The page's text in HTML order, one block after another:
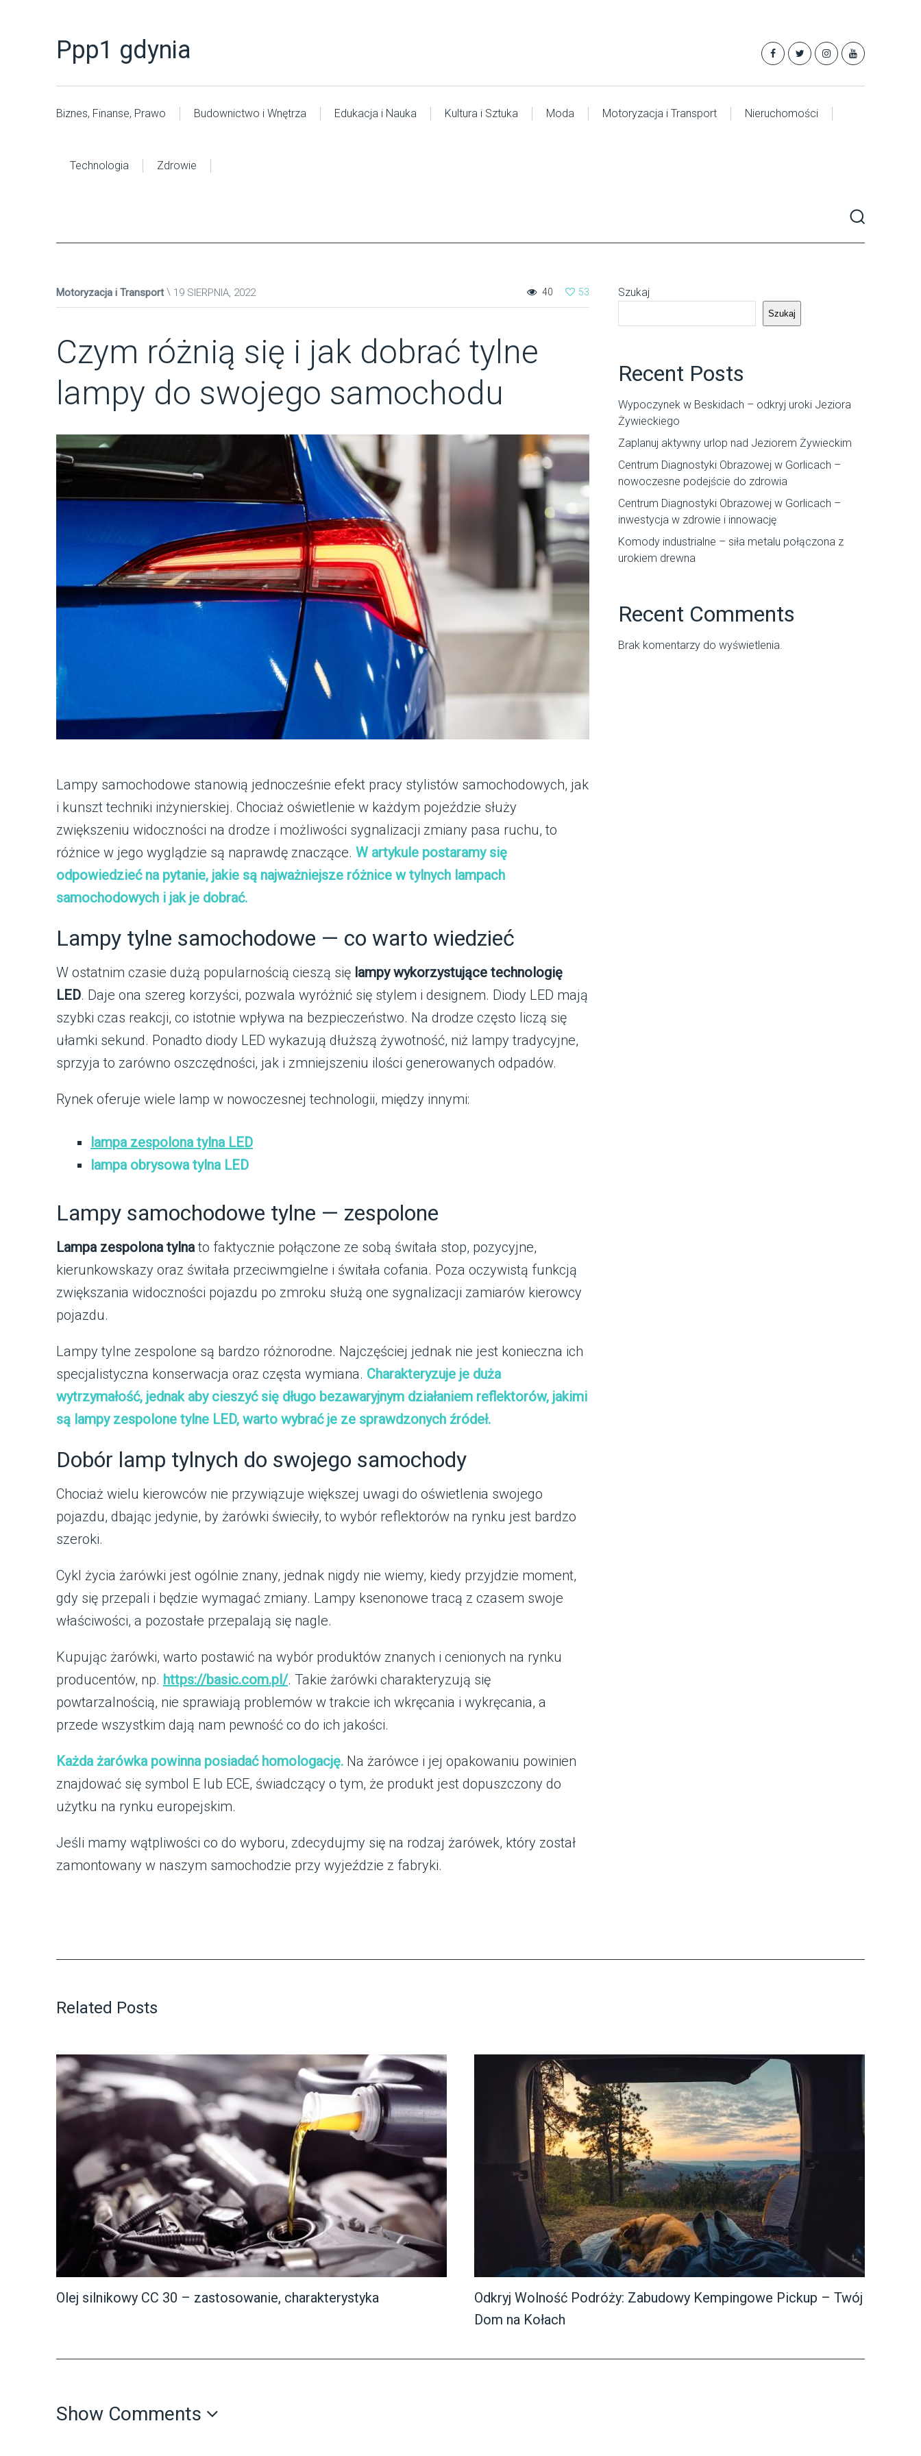
Ppp1 gdynia
Biznes, Finanse, Prawo Budownictwo i Wnętrza Edukacja i Nauka Kultura i Sztuka Moda Motoryzacja i Transport Nieruchomości
Technologia Zdrowie
Motoryzacja i Transport 19 SIERPNIA, 2022 53
40
Czym różnią się i jak dobrać tylne
lampy do swojego samochodu
Lampy samochodowe stanowią jednocześnie efekt pracy stylistów samochodowych, jak
i kunszt techniki inżynierskiej. Chociaż oświetlenie w każdym pojeździe służy
zwiększeniu widoczności na drodze i możliwości sygnalizacji zmiany pasa ruchu, to
różnice w jego wyglądzie są naprawdę znaczące. W artykule postaramy się
odpowiedzieć na pytanie, jakie są najważniejsze różnice w tylnych lampach
samochodowych i jak je dobrać.
Lampy tylne samochodowe — co warto wiedzieć
W ostatnim czasie dużą popularnością cieszą się lampy wykorzystujące technologię
LED. Daje ona szereg korzyści, pozwala wyróżnić się stylem i designem. Diody LED mają
szybki czas reakcji, co istotnie wpływa na bezpieczeństwo. Na drodze często liczą się
ułamki sekund. Ponadto diody LED wykazują dłuższą żywotność, niż lampy tradycyjne,
sprzyja to zarówno oszczędności, jak i zmniejszeniu ilości generowanych odpadów.
Rynek oferuje wiele lamp w nowoczesnej technologii, między innymi:
lampa zespolona tylna LED
lampa obrysowa tylna LED
Lampy samochodowe tylne — zespolone
Lampa zespolona tylnato faktycznie połączone ze sobą świtała stop, pozycyjne,
kierunkowskazy oraz świtała przeciwmgielne i świtała cofania. Poza oczywistą funkcją
zwiększania widoczności pojazdu po zmroku służą one sygnalizacji zamiarów kierowcy
pojazdu.
Lampy tylne zespolone są bardzo różnorodne. Najczęściej jednak nie jest konieczna ich
specjalistyczna konserwacja oraz częsta wymiana. Charakteryzuje je duża
wytrzymałość, jednak aby cieszyć się długo bezawaryjnym działaniem reflektorów, jakimi
są lampy zespolone tylne LED, warto wybrać je ze sprawdzonych źródeł.
Dobór lamp tylnych do swojego samochody
Chociaż wielu kierowców nie przywiązuje większej uwagi do oświetlenia swojego
pojazdu, dbając jedynie, by żarówki świeciły, to wybór reflektorów na rynku jest bardzo
szeroki.
Cykl życia żarówki jest ogólnie znany, jednak nigdy nie wiemy, kiedy przyjdzie moment,
gdy się przepali i będzie wymagać zmiany. Lampy ksenonowe tracą z czasem swoje
właściwości, a pozostałe przepalają się nagle.
Kupując żarówki, warto postawić na wybór produktów znanych i cenionych na rynku
producentów, np. https://basic.com.pl/. Takie żarówki charakteryzują się
powtarzalnością, nie sprawiają problemów w trakcie ich wkręcania i wykręcania, a
przede wszystkim dają nam pewność co do ich jakości.
Każda żarówka powinna posiadać homologację. Na żarówce i jej opakowaniu powinien
znajdować się symbol E lub ECE, świadczący o tym, że produkt jest dopuszczony do
użytku na rynku europejskim.
Jeśli mamy wątpliwości co do wyboru, zdecydujmy się na rodzaj żarówek, który został
zamontowany w naszym samochodzie przy wyjeździe z fabryki.
Szukaj
Szukaj
Recent Posts
Wypoczynek w Beskidach – odkryj uroki Jeziora
Żywieckiego
Zaplanuj aktywny urlop nad Jeziorem Żywieckim
Centrum Diagnostyki Obrazowej w Gorlicach –
nowoczesne podejście do zdrowia
Centrum Diagnostyki Obrazowej w Gorlicach –
inwestycja w zdrowie i innowację
Komody industrialne – siła metalu połączona z
urokiem drewna
Recent Comments
Brak komentarzy do wyświetlenia.
Related Posts
Olej silnikowy CC 30 – zastosowanie, charakterystyka
Odkryj Wolność Podróży: Zabudowy Kempingowe Pickup – Twój
Dom na Kołach
Show Comments